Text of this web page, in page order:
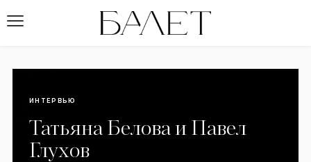
ИНТЕРВЬЮ
Татьяна Белова и Павел
Глухов